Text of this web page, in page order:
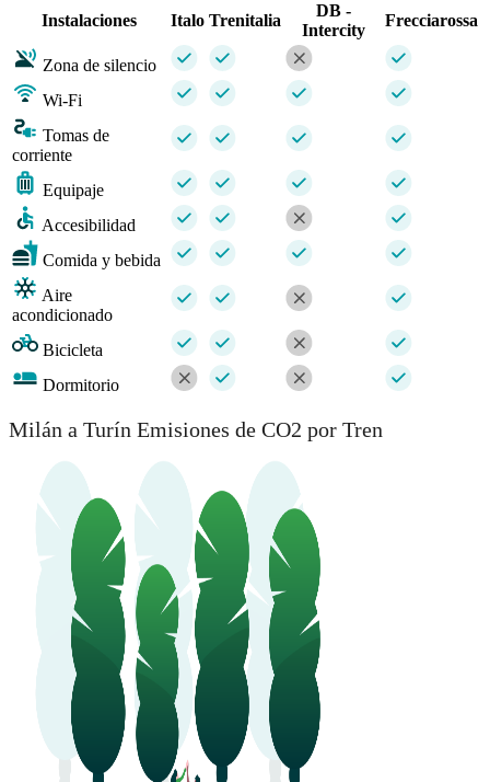
Instalaciones
Italo Trenitalia
DB -
Intercity
Frecciarossa
Zona de silencio
Wi-Fi
Tomas de
corriente
Equipaje
Accesibilidad
Comida y bebida
Aire
acondicionado
Bicicleta
Dormitorio
Milán a Turín Emisiones de CO2 por Tren